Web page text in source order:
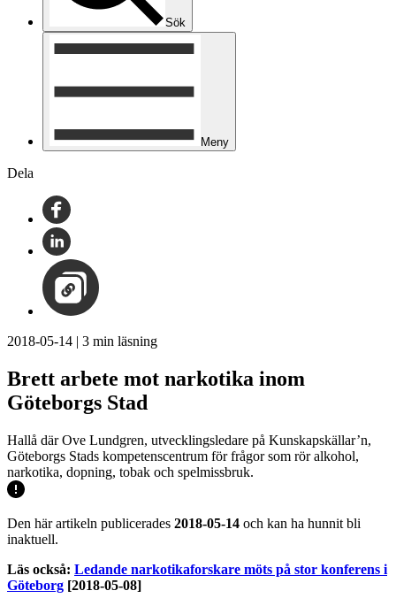
Sök
Meny
Dela
2018-05-14 | 3 min läsning
Brett arbete mot narkotika inom
Göteborgs Stad
Hallå där Ove Lundgren, utvecklingsledare på Kunskapskällar’n,
Göteborgs Stads kompetenscentrum för frågor som rör alkohol,
narkotika, dopning, tobak och spelmissbruk.
Den här artikeln publicerades 2018-05-14 och kan ha hunnit bli
inaktuell.
Läs också: Ledande narkotikaforskare möts på stor konferens i
Göteborg [2018-05-08]